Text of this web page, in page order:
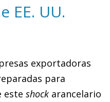
EE. UU.
exportadoras
para
este shock arancelario